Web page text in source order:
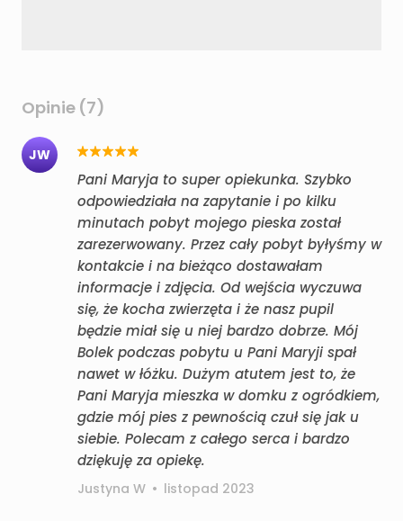
Opinie (7)
JW
Pani Maryja to super opiekunka. Szybko
odpowiedziała na zapytanie i po kilku
minutach pobyt mojego pieska został
zarezerwowany. Przez cały pobyt byłyśmy w
kontakcie i na bieżąco dostawałam
informacje i zdjęcia. Od wejścia wyczuwa
się, że kocha zwierzęta i że nasz pupil
będzie miał się u niej bardzo dobrze. Mój
Bolek podczas pobytu u Pani Maryji spał
nawet w łóżku. Dużym atutem jest to, że
Pani Maryja mieszka w domku z ogródkiem,
gdzie mój pies z pewnością czuł się jak u
siebie. Polecam z całego serca i bardzo
dziękuję za opiekę.
Justyna W • listopad 2023